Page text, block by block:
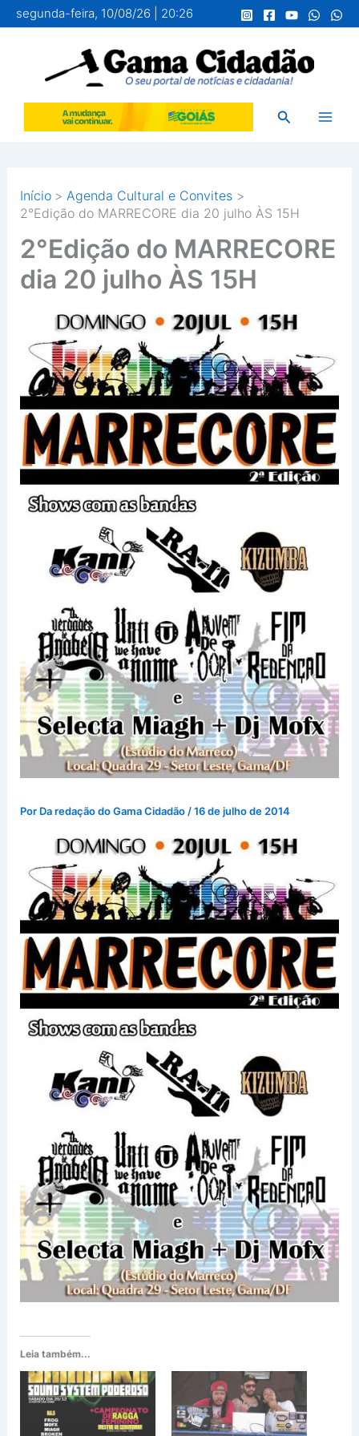
para
conteúdo
segunda-feira, 10/08/26 | 20:26
Pesquisar
Início
Agenda Cultural e Convites
2°Edição do MARRECORE dia 20 julho ÀS 15H
2°Edição do MARRECORE
dia 20 julho ÀS 15H
Por Da redação do Gama Cidadão /16 de julho de 2014
Leia também...